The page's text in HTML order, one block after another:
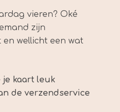
vieren? Oké
zijn
wellicht een wat
je kaart leuk
de verzendservice